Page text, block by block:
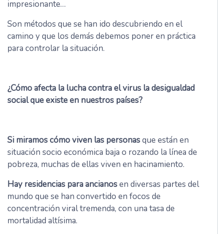
impresionante…
Son métodos que se han ido descubriendo en el
camino y que los demás debemos poner en práctica
para controlar la situación.
¿Cómo afecta la lucha contra el virus la desigualdad
social que existe en nuestros países?
Si miramos cómo viven las personasque están en
situación socio económica baja o rozando la línea de
pobreza, muchas de ellas viven en hacinamiento.
Hay residencias para ancianosen diversas partes del
mundo que se han convertido en focos de
concentración viral tremenda, con una tasa de
mortalidad altísima.